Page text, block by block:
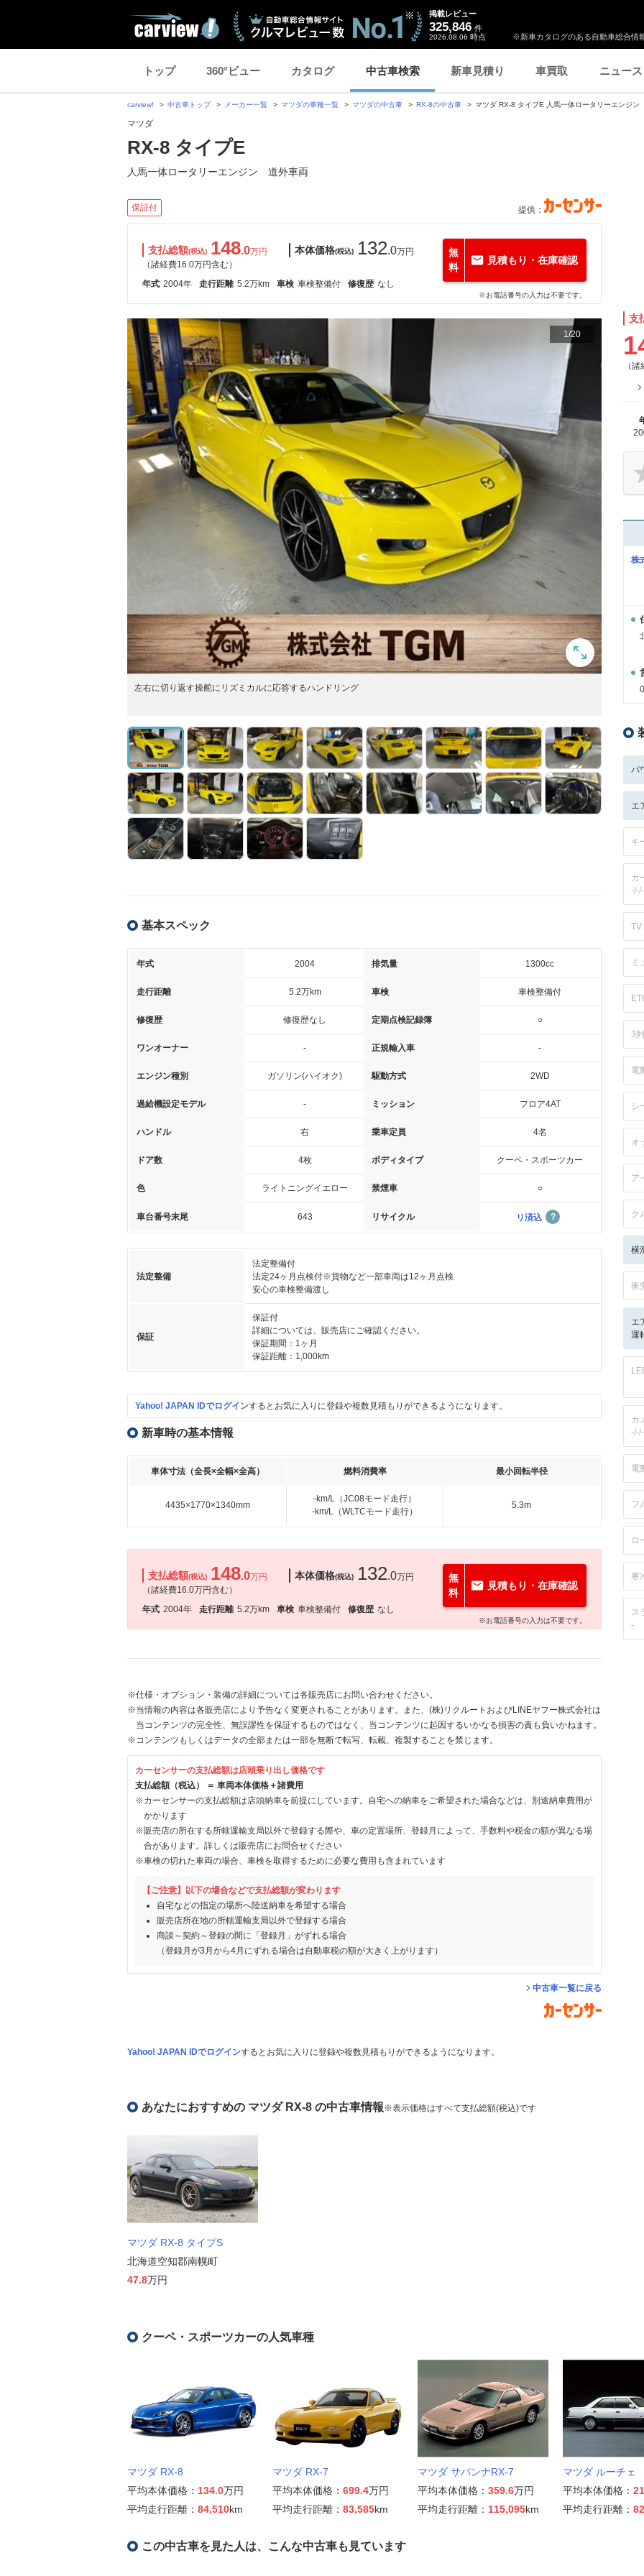
※新車カタログのある自動車総合情
掲載レビュー
325,846 件
2026.08.06 時点
トップ 360°ビュー カタログ 中古車検索 新車見積り 車買取 ニュース
carview! 中古車トップ メーカー一覧 マツダの車種一覧 マツダの中古車 RX-8の中古車 マツダ RX-8 タイプE 人馬一体ロータリーエンジ
マツダ
RX-8 タイプE
人馬一体ロータリーエンジン 道外車両
保証付 提供：
支払総額(税込) 148.0万円
（諸経費16.0万円含む）
本体価格(税込) 132.0万円
年式 2004年 走行距離 5.2万km 車検 車検整備付 修復歴 なし
無
料
見積もり・在庫確認
※お電話番号の入力は不要です。
1/20
左右に切り返す操舵にリズミカルに応答するハンドリング
基本スペック
年式 2004 排気量 1300cc
走行距離 5.2万km 車検 車検整備付
修復歴 修復歴なし 定期点検記録簿 ○
ワンオーナー - 正規輸入車 -
エンジン種別 ガソリン(ハイオク) 駆動方式 2WD
過給機設定モデル - ミッション フロア4AT
ハンドル 右 乗車定員 4名
ドア数 4枚 ボディタイプ クーペ・スポーツカー
色 ライトニングイエロー 禁煙車 ○
車台番号末尾 643 リサイクル リ済込
法定整備
法定整備付
法定24ヶ月点検付※貨物など一部車両は12ヶ月点検
安心の車検整備渡し
保証
保証付
詳細については、販売店にご確認ください。
保証期間：1ヶ月
保証距離：1,000km
Yahoo! JAPAN IDでログインするとお気に入りに登録や複数見積もりができるようになります。
新車時の基本情報
車体寸法（全長×全幅×全高） 燃料消費率 最小回転半径
4435×1770×1340mm
-km/L（JC08モード走行）
-km/L（WLTCモード走行）
5.3m
支払総額(税込) 148.0万円
（諸経費16.0万円含む）
本体価格(税込) 132.0万円
年式 2004年 走行距離 5.2万km 車検 車検整備付 修復歴 なし
無
料
見積もり・在庫確認
※お電話番号の入力は不要です。
※仕様・オプション・装備の詳細については各販売店にお問い合わせください。
※当情報の内容は各販売店により予告なく変更されることがあります。また、(株)リクルートおよびLINEヤフー株式会社は
当コンテンツの完全性、無誤謬性を保証するものではなく、当コンテンツに起因するいかなる損害の責も負いかねます。
※コンテンツもしくはデータの全部または一部を無断で転写、転載、複製することを禁じます。
カーセンサーの支払総額は店頭乗り出し価格です
支払総額（税込） ＝ 車両本体価格＋諸費用
※カーセンサーの支払総額は店頭納車を前提にしています。自宅への納車をご希望された場合などは、別途納車費用が
かかります
※販売店の所在する所轄運輸支局以外で登録する際や、車の定置場所、登録月によって、手数料や税金の額が異なる場
合があります。詳しくは販売店にお問合せください
※車検の切れた車両の場合、車検を取得するために必要な費用も含まれています
【ご注意】以下の場合などで支払総額が変わります
自宅などの指定の場所へ陸送納車を希望する場合
販売店所在地の所轄運輸支局以外で登録する場合
商談～契約～登録の間に「登録月」がずれる場合
（登録月が3月から4月にずれる場合は自動車税の額が大きく上がります）
中古車一覧に戻る
Yahoo! JAPAN IDでログインするとお気に入りに登録や複数見積もりができるようになります。
支
（
株
パ
エ
キ
カ
ミ
3
電
シ
オ
ア
ク
横
衝
エ
運
カ
電
フ
ロ
寒
ス
-
あなたにおすすめの マツダ RX-8 の中古車情報※表示価格はすべて支払総額(税込)です
マツダ RX-8 タイプS
北海道空知郡南幌町
47.8万円
クーペ・スポーツカーの人気車種
マツダ RX-8
平均本体価格： 134.0万円
平均走行距離： 84,510km
マツダ RX-7
平均本体価格： 699.4万円
平均走行距離： 83,585km
マツダ サバンナRX-7
平均本体価格： 359.6万円
平均走行距離： 115,095km
マツダ ルーチェ
平均本体価格：
平均走行距離：
この中古車を見た人は、こんな中古車も見ています